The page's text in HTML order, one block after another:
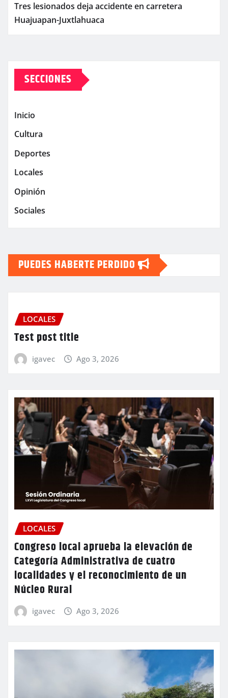
Tres lesionados deja accidente en carretera
Huajuapan-Juxtlahuaca
SECCIONES
Inicio
Cultura
Deportes
Locales
Opinión
Sociales
PUEDES HABERTE PERDIDO
LOCALES
Test post title
igavec Ago 3, 2026
LOCALES
Congreso local aprueba la elevación de
Categoría Administrativa de cuatro
localidades y el reconocimiento de un
Núcleo Rural
igavec Ago 3, 2026